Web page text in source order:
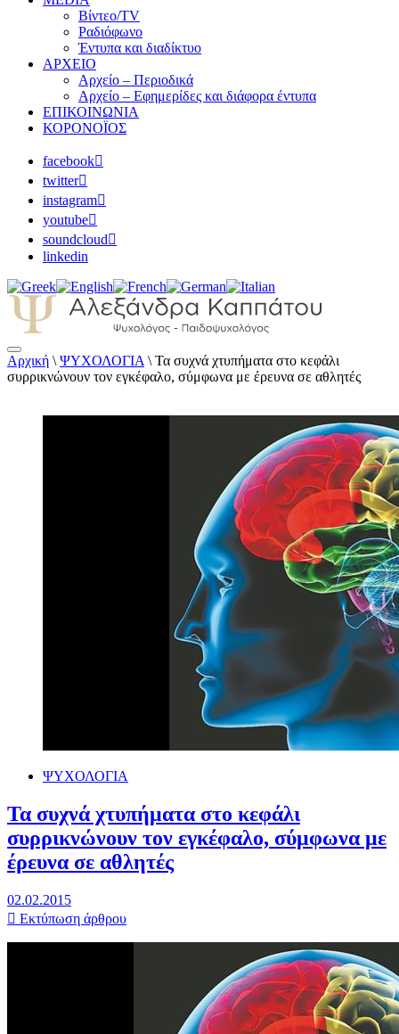
Βίντεο/TV
Ραδιόφωνο
Έντυπα και διαδίκτυο
ΑΡΧΕΙΟ
Αρχείο – Περιοδικά
Αρχείο – Εφημερίδες και διάφορα έντυπα
ΕΠΙΚΟΙΝΩΝΙΑ
ΚΟΡΟΝΟΪΟΣ
facebook
twitter
instagram
youtube
soundcloud
linkedin
Αλεξάνδρα Καππάτου Ψυχολόγος –
Παιδοψυχολόγος
Αρχική \ ΨΥΧΟΛΟΓΙΑ \ Τα συχνά χτυπήματα στο κεφάλι
συρρικνώνουν τον εγκέφαλο, σύμφωνα με έρευνα σε αθλητές
ΨΥΧΟΛΟΓΙΑ
Τα συχνά χτυπήματα στο κεφάλι
συρρικνώνουν τον εγκέφαλο, σύμφωνα με
έρευνα σε αθλητές
02.02.2015
Εκτύπωση άρθρου